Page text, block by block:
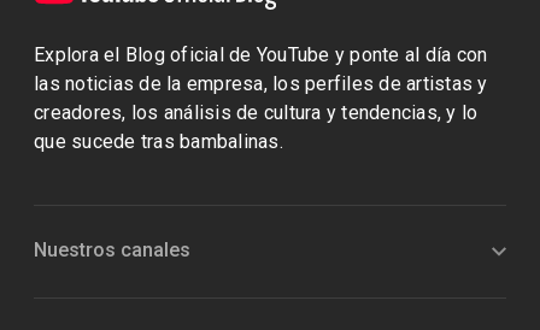
Explora el Blog oficial de YouTube y ponte al día con
las noticias de la empresa, los perfiles de artistas y
creadores, los análisis de cultura y tendencias, y lo
que sucede tras bambalinas.
Nuestros canales